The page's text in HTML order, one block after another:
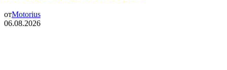
отMotorius
06.08.2026